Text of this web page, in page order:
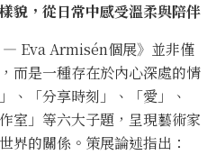
貌，從日常中感受溫柔與陪伴
— Eva Armisén個展》並非僅
而是一種存在於內心深處的情
、「分享時刻」、「愛」、
室」等六大子題，呈現藝術家
界的關係。策展論述指出：